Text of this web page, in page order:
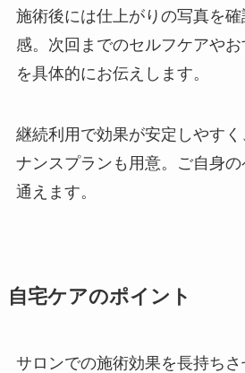
施術後には仕上がりの写真を
感。次回までのセルフケアや
を具体的にお伝えします。
継続利用で効果が安定しやす
ナンスプランも用意。ご自身
通えます。
自宅ケアのポイント
サロンでの施術効果を長持ち